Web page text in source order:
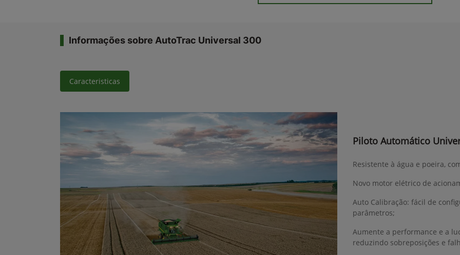
Informações sobre AutoTrac Universal 300
Caracteristicas
Piloto Automático
Resistente à água e poeira,
Novo motor elétrico de
Auto Calibração: fácil de
parâmetros;
Aumente a performance e a
reduzindo sobreposições e